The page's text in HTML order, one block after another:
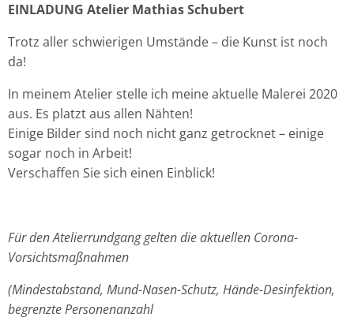
EINLADUNG Atelier Mathias Schubert
Trotz aller schwierigen Umstände – die Kunst ist noch
da!
In meinem Atelier stelle ich meine aktuelle Malerei 2020
aus. Es platzt aus allen Nähten!
Einige Bilder sind noch nicht ganz getrocknet – einige
sogar noch in Arbeit!
Verschaffen Sie sich einen Einblick!
Für den Atelierrundgang gelten die aktuellen Corona-
Vorsichtsmaßnahmen
(Mindestabstand, Mund-Nasen-Schutz, Hände-Desinfektion,
begrenzte Personenanzahl